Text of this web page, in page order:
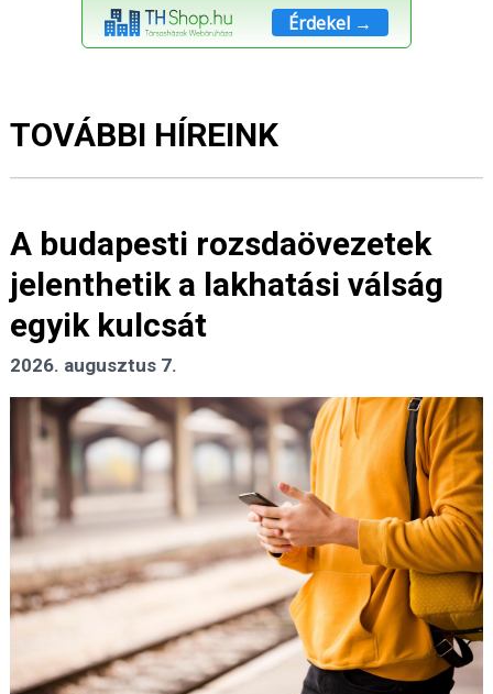
Érdekel →
TOVÁBBI HÍREINK
A budapesti rozsdaövezetek
jelenthetik a lakhatási válság
egyik kulcsát
2026. augusztus 7.